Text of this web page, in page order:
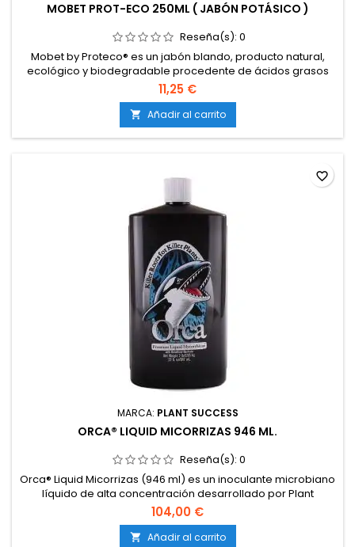
MOBET PROT-ECO 250ML ( JABÓN POTÁSICO )
Reseña(s): 0
Mobet by Proteco® es un jabón blando, producto natural,
ecológico y biodegradable procedente de ácidos grasos
saponificados.
11,25 €
 Añadir al carrito
MARCA: PLANT SUCCESS
ORCA® LIQUID MICORRIZAS 946 ML.
Reseña(s): 0
Orca® Liquid Micorrizas (946 ml) es un inoculante microbiano
líquido de alta concentración desarrollado por Plant
Success, que combina especies de micorrizas endo y
ectomicorrízicas, junto a cepas activas de Trichoderma
harzianum y bacterias beneficiosas. Diseñado para
104,00 €
 Añadir al carrito
favorite_border